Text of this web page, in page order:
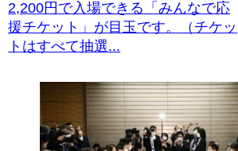
2,200円で入場できる「みんなで応
援チケット」が目玉です。（チケッ
トはすべて抽選...